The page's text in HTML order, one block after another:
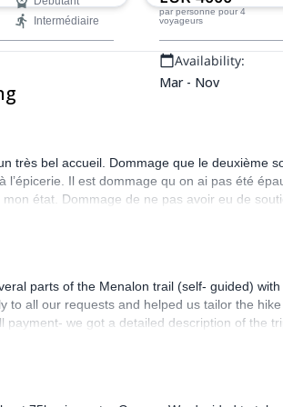
Hellas vous
spéciale.
Intermédiaire
Grèce : Santorin,
endroits connus
leur beauté
culture vibrante et
par personne pour 4
voyageurs
Availability:
Mar - Nov
très bel accueil. Dommage que le deuxième
Il est dommage qu on ai pas été
état. Dommage de ne pas avoir eu de
parts of the Menalon trail (self- guided)
to all our requests and helped us tailor the
we got a detailed description of the
first day we met a guide, who gave us a
beautiful (We especially like Dimitsana
not easy. We highly recommend that you